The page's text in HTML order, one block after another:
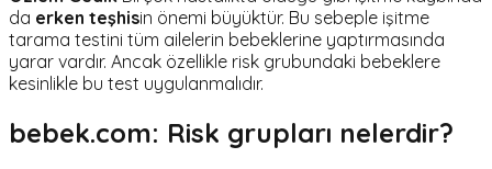
da erken teşhisin önemi büyüktür. Bu sebeple işitme
tarama testini tüm ailelerin bebeklerine yaptırmasında
yarar vardır. Ancak özellikle risk grubundaki bebeklere
kesinlikle bu test uygulanmalıdır.
bebek.com: Risk grupları nelerdir?